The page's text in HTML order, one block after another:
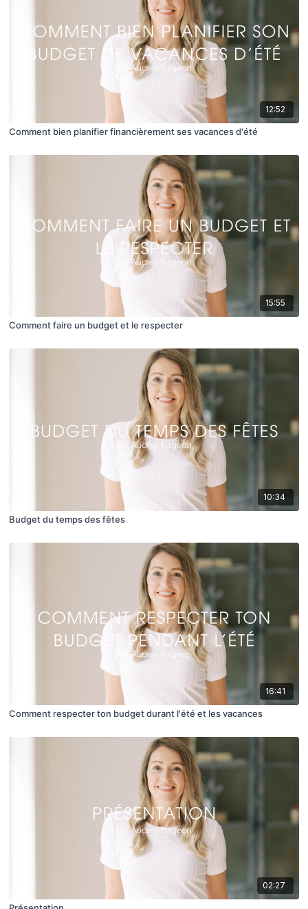
12:52
Comment bien planifier financièrement ses vacances d'été
15:55
Comment faire un budget et le respecter
10:34
Budget du temps des fêtes
16:41
Comment respecter ton budget durant l'été et les vacances
02:27